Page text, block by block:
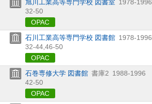
旭川工業高等専門学校 図書室 1978-1996
32-50
OPAC
石川工業高等専門学校 図書館 1978-1996
32-44, 46-50
OPAC
石巻専修大学 図書館 書庫2 1988-1996
42-50
OPAC